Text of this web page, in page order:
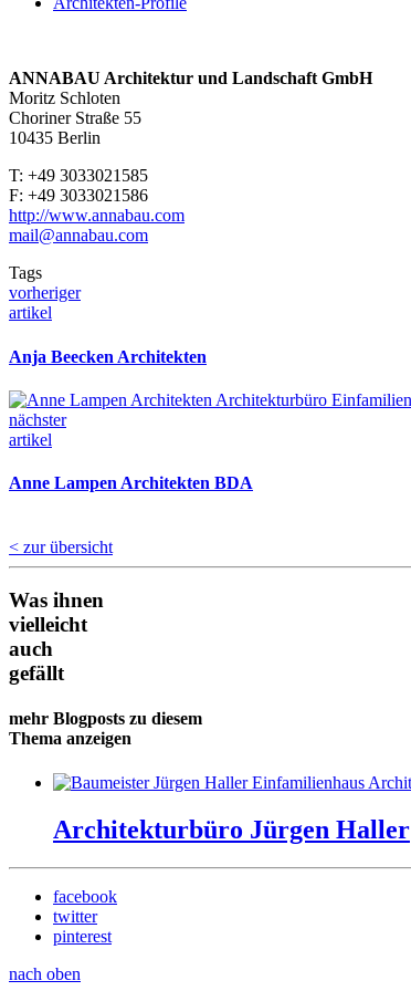
ANNABAU Architektur und Landschaft GmbH
Moritz Schloten
Choriner Straße 55
10435 Berlin
T: +49 3033021585
F: +49 3033021586
http://www.annabau.com
mail@annabau.com
Tags
vorheriger
artikel
Anja Beecken Architekten
nächster
artikel
Anne Lampen Architekten BDA
< zur übersicht
Was ihnen
vielleicht
auch
gefällt
mehr Blogposts zu diesem
Thema anzeigen
Architekturbüro Jürgen Haller
facebook
twitter
pinterest
nach oben